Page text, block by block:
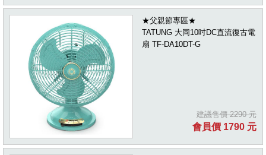
★父親節專區★
TATUNG 大同10吋DC直流復古電
扇 TF-DA10DT-G
建議售價 2290 元
會員價 1790 元